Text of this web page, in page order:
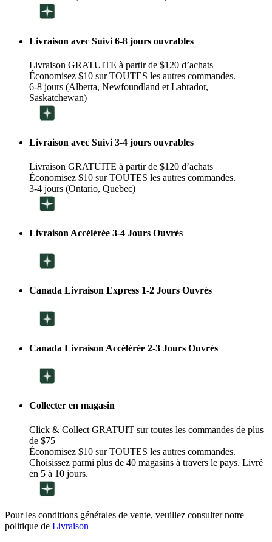
Livraison avec Suivi 6-8 jours ouvrables
Livraison GRATUITE à partir de $120 d’achats
Économisez $10 sur TOUTES les autres commandes.
6-8 jours (Alberta, Newfoundland et Labrador,
Saskatchewan)
Livraison avec Suivi 3-4 jours ouvrables
Livraison GRATUITE à partir de $120 d’achats
Économisez $10 sur TOUTES les autres commandes.
3-4 jours (Ontario, Quebec)
Livraison Accélérée 3-4 Jours Ouvrés
Canada Livraison Express 1-2 Jours Ouvrés
Canada Livraison Accélérée 2-3 Jours Ouvrés
Collecter en magasin
Click & Collect GRATUIT sur toutes les commandes de plus
de $75
Économisez $10 sur TOUTES les autres commandes.
Choisissez parmi plus de 40 magasins à travers le pays. Livré
en 5 à 10 jours.
Pour les conditions générales de vente, veuillez consulter notre
politique de Livraison